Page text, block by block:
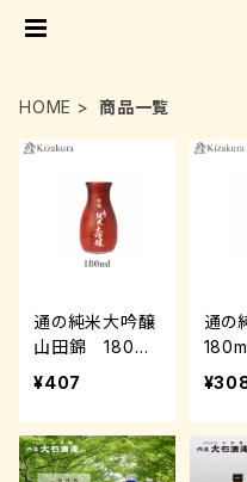
HOME 商品一覧
通の純米大吟醸
山田錦 180ml
【黄桜】
¥407
通の